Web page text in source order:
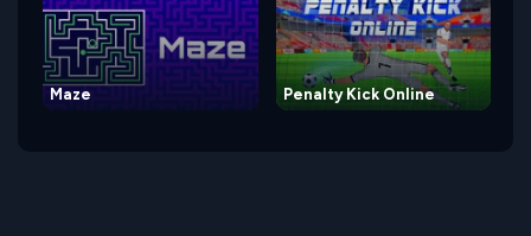
Maze Penalty Kick Online